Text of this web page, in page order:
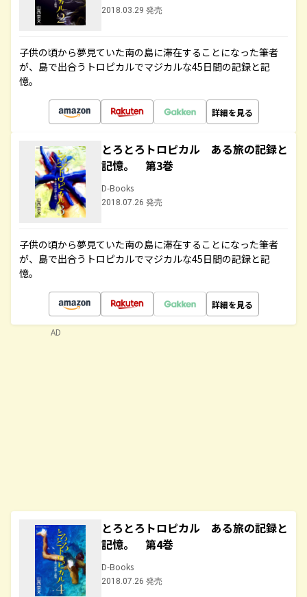
2018.03.29 発売
子供の頃から夢見ていた南の島に滞在することになった筆者
が、島で出合うトロピカルでマジカルな45日間の記録と記
憶。
詳細を見る
とろとろトロピカル ある旅の記録と
記憶。 第3巻
D-Books
2018.07.26 発売
子供の頃から夢見ていた南の島に滞在することになった筆者
が、島で出合うトロピカルでマジカルな45日間の記録と記
憶。
詳細を見る
とろとろトロピカル ある旅の記録と
記憶。 第4巻
D-Books
2018.07.26 発売
AD